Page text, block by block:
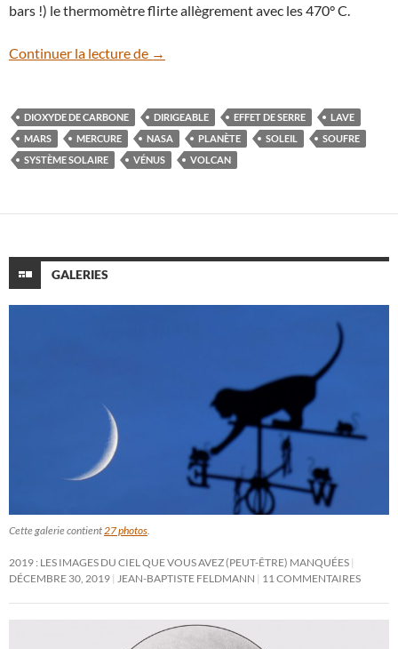
bars !) le thermomètre flirte allègrement avec les 470° C.
Continuer la lecture de Vénus, une planète bien inhospitalière
→
DIOXYDE DE CARBONE DIRIGEABLE EFFET DE SERRE
LAVE
MARS
MERCURE NASA PLANÈTE SOLEIL
SOUFRE
SYSTÈME SOLAIRE
VÉNUS VOLCAN
GALERIES
Cette galerie contient27 photos.
2019 : LES IMAGES DU CIEL QUE VOUS AVEZ (PEUT-ÊTRE) MANQUÉES
DÉCEMBRE 30, 2019 JEAN-BAPTISTE FELDMANN 11 COMMENTAIRES